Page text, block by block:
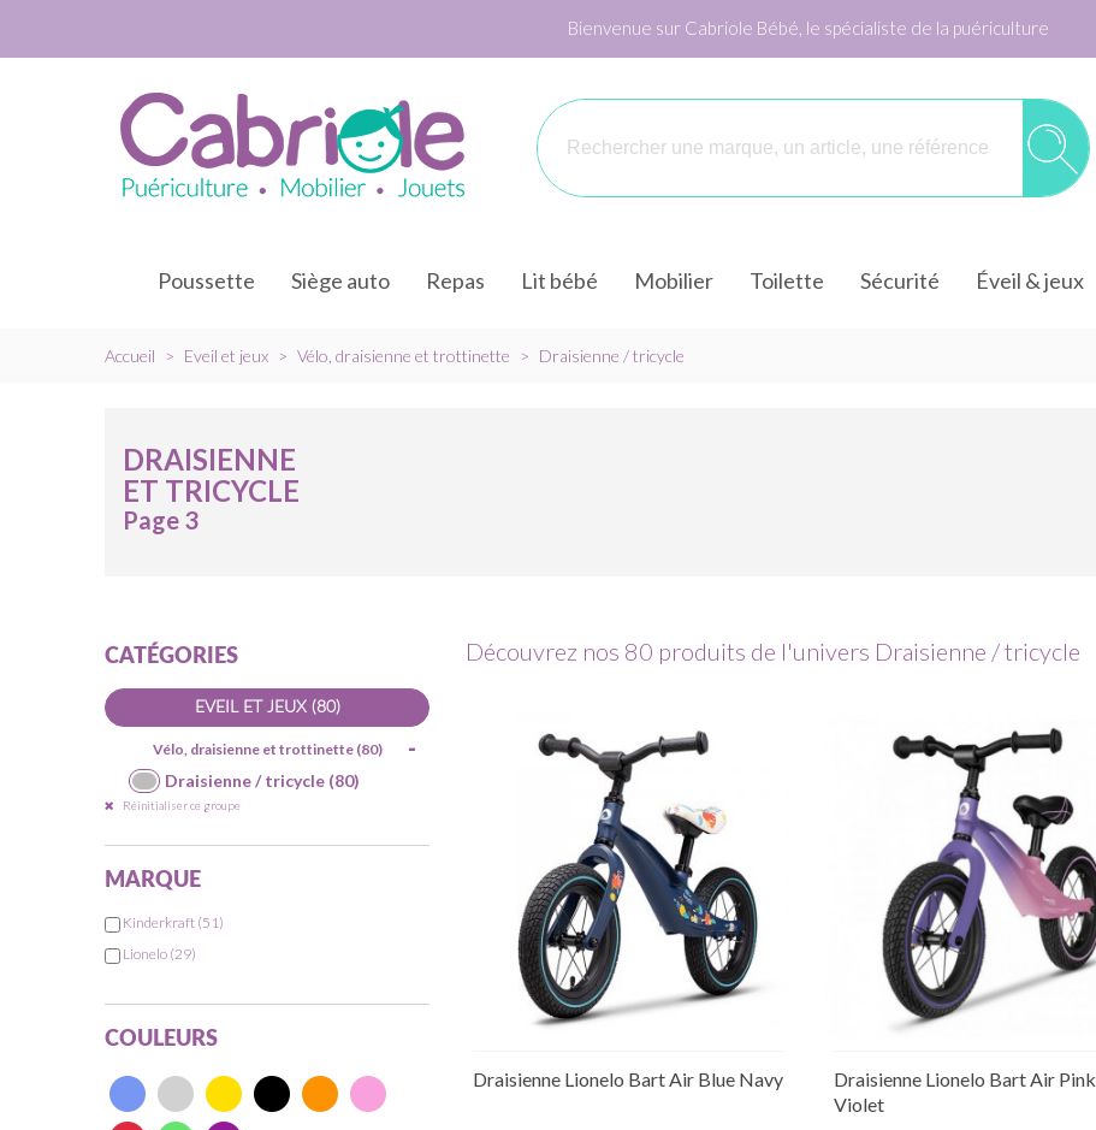
Bienvenue sur Cabriole Bébé, le spécialiste de la puériculture
Poussette Siège auto Repas Lit bébé Mobilier Toilette Sécurité Éveil & jeux
Accueil > Eveil et jeux > Vélo, draisienne et trottinette > Draisienne / tricycle
DRAISIENNE
ET TRICYCLE
Page 3
CATÉGORIES
EVEIL ET JEUX (80)
-
Vélo, draisienne et trottinette (80)
Draisienne / tricycle (80)
Réinitialiser ce groupe
MARQUE
Kinderkraft (51)
Lionelo (29)
COULEURS
Découvrez nos 80 produits de l'univers Draisienne / tricycle
Draisienne Lionelo Bart Air Blue Navy
Draisienne Lionelo Bart Air Pink
Violet